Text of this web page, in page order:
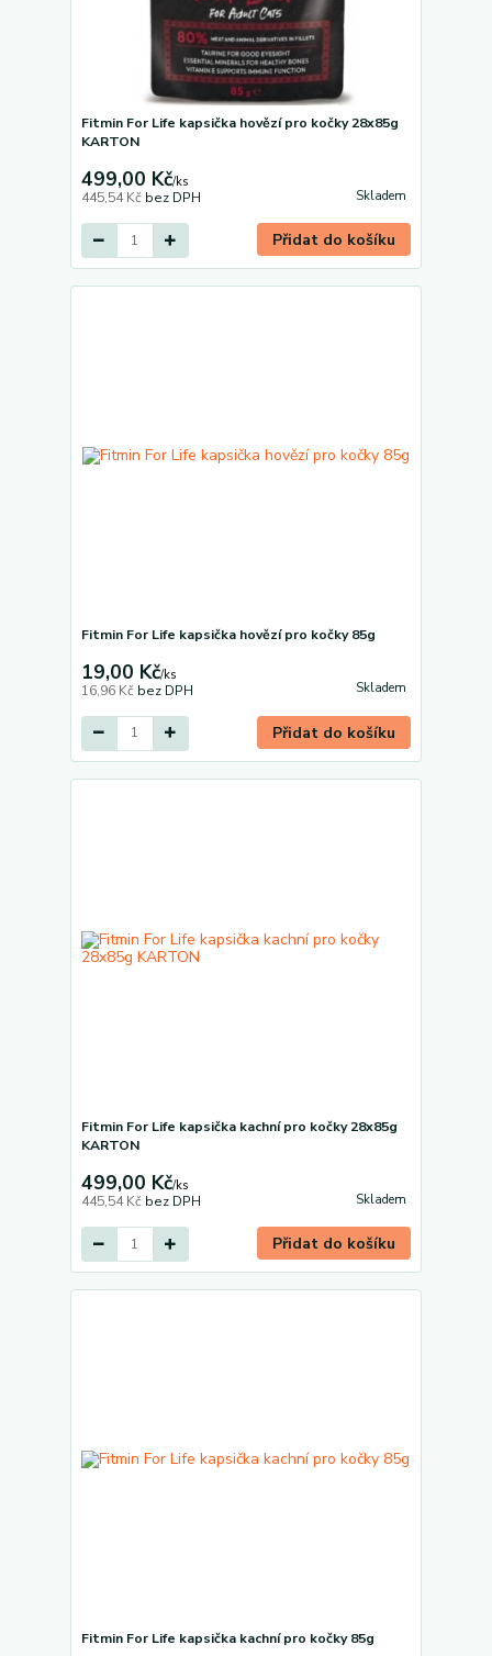
Fitmin For Life kapsička hovězí pro kočky 28x85g
KARTON
499,00 Kč/ks
445,54 Kč bez DPH Skladem
Přidat do košíku
Fitmin For Life kapsička hovězí pro kočky 85g
19,00 Kč/ks
16,96 Kč bez DPH Skladem
Přidat do košíku
Fitmin For Life kapsička kachní pro kočky 28x85g
KARTON
499,00 Kč/ks
445,54 Kč bez DPH Skladem
Přidat do košíku
Fitmin For Life kapsička kachní pro kočky 85g